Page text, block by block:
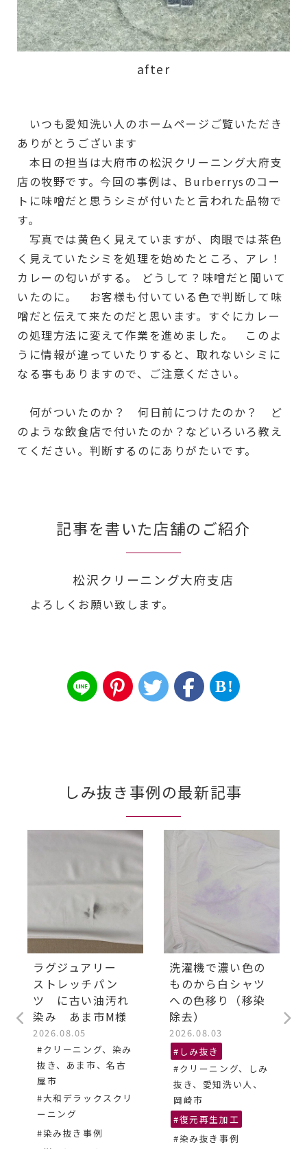
after
いつも愛知洗い人のホームページご覧いただき
ありがとうございます
本日の担当は大府市の松沢クリーニング大府支
店の牧野です。今回の事例は、Burberrysのコー
トに味噌だと思うシミが付いたと言われた品物で
す。
写真では黄色く見えていますが、肉眼では茶色
く見えていたシミを処理を始めたところ、アレ！
カレーの匂いがする。 どうして？味噌だと聞いて
いたのに。 お客様も付いている色で判断して味
噌だと伝えて来たのだと思います。すぐにカレー
の処理方法に変えて作業を進めました。 このよ
うに情報が違っていたりすると、取れないシミに
なる事もありますので、ご注意ください。
何がついたのか？ 何日前につけたのか？ ど
のような飲食店で付いたのか？などいろいろ教え
てください。判断するのにありがたいです。
記事を書いた店舗のご紹介
松沢クリーニング大府支店
よろしくお願い致します。
B!
しみ抜き事例の最新記事
ラグジュアリー
ストレッチパン
ツ に古い油汚れ
染み あま市M様
2026.08.05
#クリーニング、染み
抜き、あま市、名古
屋市
#大和デラックスクリ
ーニング
#染み抜き事例
洗濯機で濃い色の
ものから白シャツ
への色移り（移染
除去）
2026.08.03
#しみ抜き
#クリーニング、しみ
抜き、愛知洗い人、
岡崎市
#復元再生加工
#染み抜き事例